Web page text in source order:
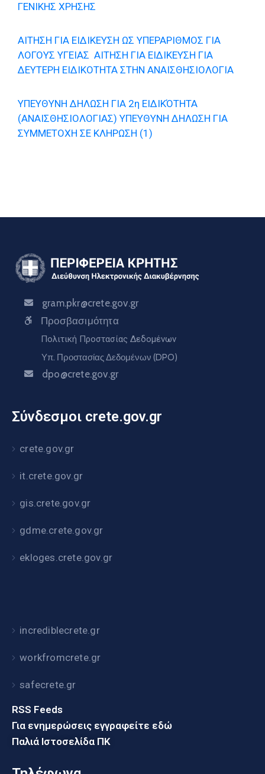
ΓΕΝΙΚΗΣ ΧΡΗΣΗΣ
ΑΙΤΗΣΗ ΓΙΑ ΕΙΔΙΚΕΥΣΗ ΩΣ ΥΠΕΡΑΡΙΘΜΟΣ ΓΙΑ
ΛΟΓΟΥΣ ΥΓΕΙΑΣ ΑΙΤΗΣΗ ΓΙΑ ΕΙΔΙΚΕΥΣΗ ΓΙΑ
ΔΕΥΤΕΡΗ ΕΙΔΙΚΟΤΗΤΑ ΣΤΗΝ ΑΝΑΙΣΘΗΣΙΟΛΟΓΙΑ
ΥΠΕΥΘΥΝΗ ΔΗΛΩΣΗ ΓΙΑ 2η ΕΙΔΙΚΌΤΗΤΑ
(ΑΝΑΙΣΘΗΣΙΟΛΟΓΙΑΣ) ΥΠΕΥΘΥΝΗ ΔΗΛΩΣΗ ΓΙΑ
ΣΥΜΜΕΤΟΧΗ ΣΕ ΚΛΗΡΩΣΗ (1)
gram.pkr@crete.gov.gr
Προσβασιμότητα
Πολιτική Προστασίας Δεδομένων
Υπ. Προστασίας Δεδομένων (DPO)
dpo@crete.gov.gr
Σύνδεσμοι crete.gov.gr
crete.gov.gr
it.crete.gov.gr
gis.crete.gov.gr
gdme.crete.gov.gr
ekloges.crete.gov.gr
incrediblecrete.gr
workfromcrete.gr
safecrete.gr
RSS Feeds
Για ενημερώσεις εγγραφείτε εδώ
Παλιά Ιστοσελίδα ΠΚ